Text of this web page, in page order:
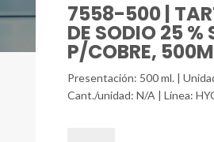
7558-500 |
DE SODIO 25 %
P/COBRE,
Presentación: 500 ml. |
Cant./unidad: N/A | Línea: